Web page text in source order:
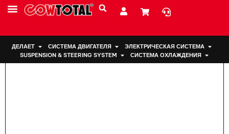
ДЕЛАЕТ СИСТЕМА ДВИГАТЕЛЯ
ЭЛЕКТРИЧЕСКАЯ СИСТЕМА
SUSPENSION & STEERING SYSTEM
СИСТЕМА ОХЛАЖДЕНИЯ
> Подвеска двигателя 12363-31010 Для Тойоты